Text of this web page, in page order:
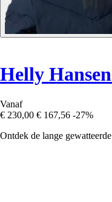
Helly Hansen
Vanaf
€ 230,00 € 167,56 -27%
Ontdek de lange